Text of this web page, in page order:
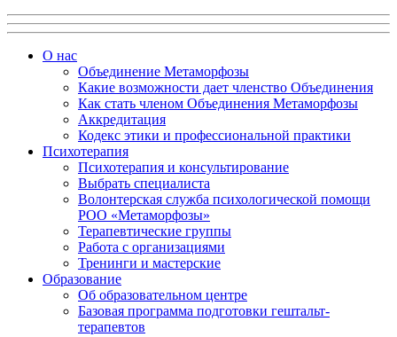
О нас
Объединение Метаморфозы
Какие возможности дает членство Объединения
Как стать членом Объединения Метаморфозы
Аккредитация
Кодекс этики и профессиональной практики
Психотерапия
Психотерапия и консультирование
Выбрать специалиста
Волонтерская служба психологической помощи
РОО «Метаморфозы»
Терапевтические группы
Работа с организациями
Тренинги и мастерские
Образование
Об образовательном центре
Базовая программа подготовки гештальт-
терапевтов